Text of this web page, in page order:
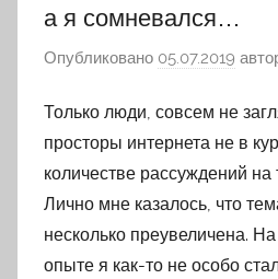
а я сомневался…
Опубликовано 05.07.2019
Только люди, совсем не
просторы интернета не в
количестве рассуждений
Лично мне казалось, что
несколько преувеличена.
опыте я как-то не особо